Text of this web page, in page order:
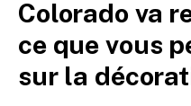
Colorado va
ce que vous
sur la